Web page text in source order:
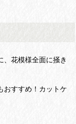
、花模様全面に掻き
おすすめ！カットケ